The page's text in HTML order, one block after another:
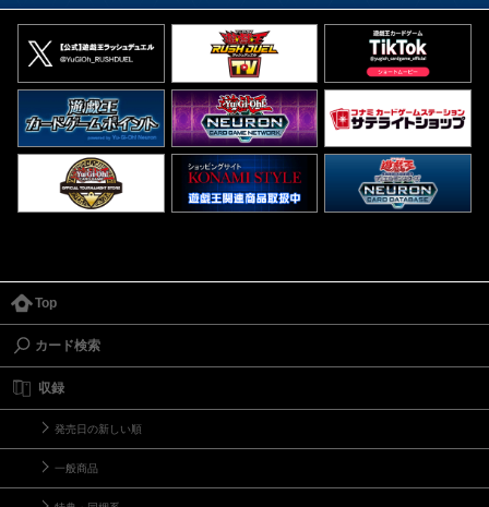
Top
カード検索
収録
発売日の新しい順
一般商品